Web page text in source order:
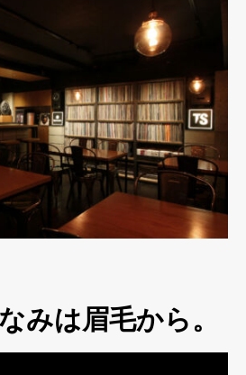
みは眉毛から。